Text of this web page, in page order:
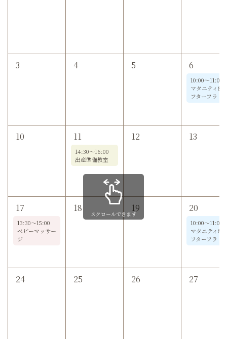
3 4 5 6
10:00～11:00
マタニティ&
フターフラ
10 11
14:30～16:00
出産準備教室
12 13
17
13:30～15:00
ベビーマッサー
ジ
18 19 20
10:00～11:00
マタニティ&
フターフラ
24 25 26 27
スクロールできます